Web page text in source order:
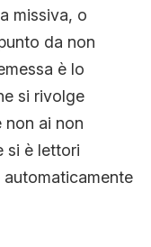
missiva, o
da non
è lo
si rivolge
non ai non
si è lettori